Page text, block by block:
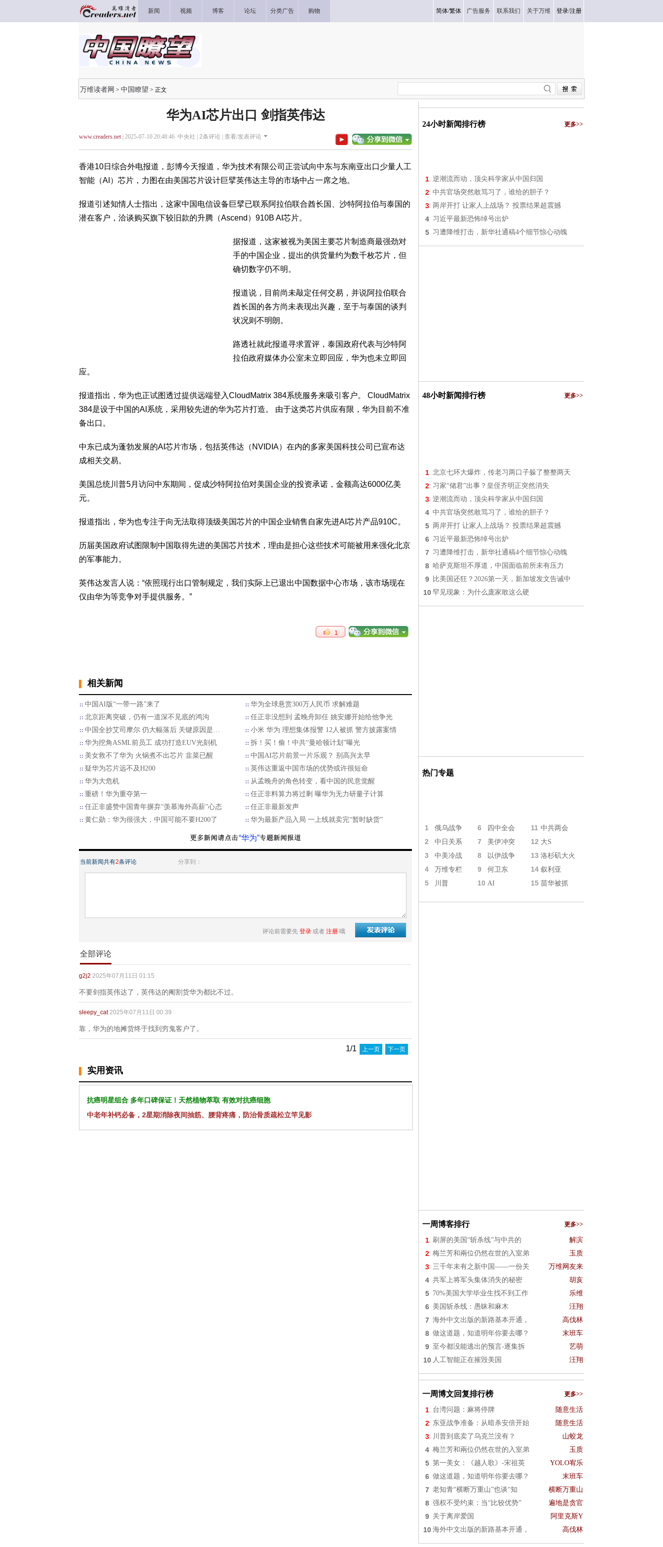
新闻 视频 博客 论坛 分类广告 购物 简体/繁体 广告服务 联系我们 关于万维 登录/注册
万维读者网 > 中国瞭望 > 正文
华为AI芯片出口 剑指英伟达
www.creaders.net| 2025-07-10 20:48:46 中央社 | 2条评论 | 查看/发表评论
香港10日综合外电报道，彭博今天报道，华为技术有限公司正尝试向中东与东南亚出口少量人工
智能（AI）芯片，力图在由美国芯片设计巨擘英伟达主导的市场中占一席之地。
报道引述知情人士指出，这家中国电信设备巨擘已联系阿拉伯联合酋长国、沙特阿拉伯与泰国的
潜在客户，洽谈购买旗下较旧款的升腾（Ascend）910B AI芯片。
据报道，这家被视为美国主要芯片制造商最强劲对
手的中国企业，提出的供货量约为数千枚芯片，但
确切数字仍不明。
报道说，目前尚未敲定任何交易，并说阿拉伯联合
酋长国的各方尚未表现出兴趣，至于与泰国的谈判
状况则不明朗。
路透社就此报道寻求置评，泰国政府代表与沙特阿
拉伯政府媒体办公室未立即回应，华为也未立即回
应。
报道指出，华为也正试图透过提供远端登入CloudMatrix 384系统服务来吸引客户。 CloudMatrix
384是设于中国的AI系统，采用较先进的华为芯片打造。 由于这类芯片供应有限，华为目前不准
备出口。
中东已成为蓬勃发展的AI芯片市场，包括英伟达（NVIDIA）在内的多家美国科技公司已宣布达
成相关交易。
美国总统川普5月访问中东期间，促成沙特阿拉伯对美国企业的投资承诺，金额高达6000亿美
元。
报道指出，华为也专注于向无法取得顶级美国芯片的中国企业销售自家先进AI芯片产品910C。
历届美国政府试图限制中国取得先进的美国芯片技术，理由是担心这些技术可能被用来强化北京
的军事能力。
英伟达发言人说：“依照现行出口管制规定，我们实际上已退出中国数据中心市场，该市场现在
仅由华为等竞争对手提供服务。”
1
相关新闻
中国AI版“一带一路”来了
华为全球悬赏300万人民币 求解难题
北京距离突破，仍有一道深不见底的鸿沟
任正非没想到 孟晚舟卸任 姚安娜开始给他争光
中国全抄艾司摩尔 仍大幅落后 关键原因是…
小米 华为 理想集体报警 12人被抓 警方披露案情
华为挖角ASML前员工 成功打造EUV光刻机
拆！买！偷！中共“曼哈顿计划”曝光
美女救不了华为 火锅煮不出芯片 韭菜已醒
中国AI芯片前景一片乐观？ 别高兴太早
疑华为芯片远不及H200
英伟达重返中国市场的优势或许很短命
华为大危机
从孟晚舟的角色转变，看中国的民意觉醒
重磅！华为重夺第一
任正非料算力将过剩 曝华为无力研量子计算
任正非盛赞中国青年摒弃“羡慕海外高薪”心态
任正非最新发声
黄仁勋：华为很强大，中国可能不要H200了
华为最新产品入局 一上线就卖完“暂时缺货”
“华为”
当前新闻共有2条评论 分享到：
评论前需要先 登录 或者 注册 哦
全部评论
g2j2 2025年07月11日 01:15
不要剑指英伟达了，英伟达的阉割货华为都比不过。
sleepy_cat 2025年07月11日 00:39
靠，华为的地摊货终于找到穷鬼客户了。
1/1 上一页 下一页
实用资讯
抗癌明星组合 多年口碑保证！天然植物萃取 有效对抗癌细胞
中老年补钙必备，2星期消除夜间抽筋、腰背疼痛，防治骨质疏松立竿见影
24小时新闻排行榜 更多>>
1 逆潮流而动，顶尖科学家从中国归国
2 中共官场突然敢骂习了，谁给的胆子？
3 两岸开打 让家人上战场？ 投票结果超震撼
4 习近平最新恐怖绰号出炉
5 习遭降维打击，新华社通稿4个细节惊心动魄
48小时新闻排行榜 更多>>
1 北京七环大爆炸，传老习两口子躲了整整两天
2 习家“储君”出事？皇侄齐明正突然消失
3 逆潮流而动，顶尖科学家从中国归国
4 中共官场突然敢骂习了，谁给的胆子？
5 两岸开打 让家人上战场？ 投票结果超震撼
6 习近平最新恐怖绰号出炉
7 习遭降维打击，新华社通稿4个细节惊心动魄
8 哈萨克斯坦不厚道，中国面临前所未有压力
9 比美国还狂？2026第一天，新加坡发文告诫中
10 罕见现象：为什么庞家敢这么硬
热门专题
1 俄乌战争 6 四中全会 11 中共两会
2 中日关系 7 美伊冲突 12 大S
3 中美冷战 8 以伊战争 13 洛杉矶大火
4 万维专栏 9 何卫东 14 叙利亚
5 川普 10 AI 15 苗华被抓
一周博客排行 更多>>
1 刷屏的美国“斩杀线”与中共的 解滨
2 梅兰芳和兩位仍然在世的入室弟 玉质
3 三千年未有之新中国——一份关 万维网友来
4 共军上将军头集体消失的秘密 胡亥
5 70%美国大学毕业生找不到工作 乐维
6 美国斩杀线：愚昧和麻木 汪翔
7 海外中文出版的新路基本开通， 高伐林
8 做这道题，知道明年你要去哪？ 末班车
9 至今都没能逃出的预言-逐集拆 艺萌
10 人工智能正在摧毁美国 汪翔
一周博文回复排行榜 更多>>
1 台湾问题：麻将停牌 随意生活
2 东亚战争准备：从暗杀安倍开始 随意生活
3 川普到底卖了乌克兰没有？ 山蛟龙
4 梅兰芳和兩位仍然在世的入室弟 玉质
5 第一美女：《越人歌》-宋祖英 YOLO宥乐
6 做这道题，知道明年你要去哪？ 末班车
7 老知青“横断万重山”也谈“知 横断万重山
8 强权不受约束：当“比较优势” 遍地是贪官
9 关于离岸爱国 阿里克斯Y
10 海外中文出版的新路基本开通， 高伐林